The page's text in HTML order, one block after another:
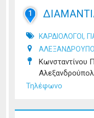
1
ΚΑΡΔΙΟΛΟΓΟΙ ,
Κωνσταντίνου
Τηλέφωνο